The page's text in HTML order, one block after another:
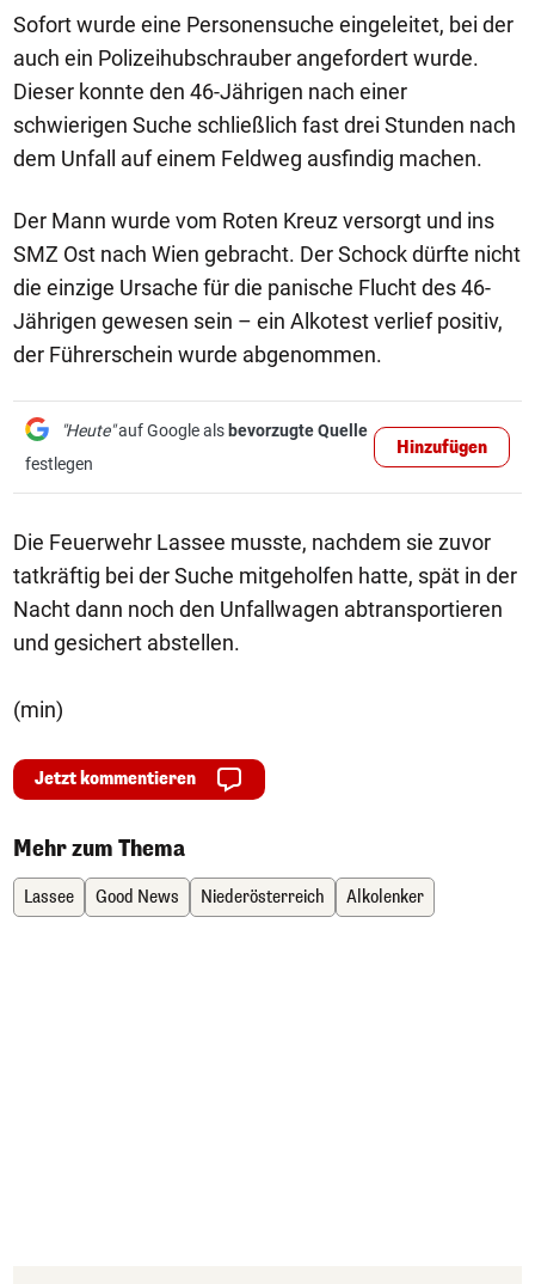
Sofort wurde eine Personensuche eingeleitet, bei der
auch ein Polizeihubschrauber angefordert wurde.
Dieser konnte den 46-Jährigen nach einer
schwierigen Suche schließlich fast drei Stunden nach
dem Unfall auf einem Feldweg ausfindig machen.
Der Mann wurde vom Roten Kreuz versorgt und ins
SMZ Ost nach Wien gebracht. Der Schock dürfte nicht
die einzige Ursache für die panische Flucht des 46-
Jährigen gewesen sein – ein Alkotest verlief positiv,
der Führerschein wurde abgenommen.
"Heute"auf Google als bevorzugte Quelle
festlegen
Hinzufügen
Die Feuerwehr Lassee musste, nachdem sie zuvor
tatkräftig bei der Suche mitgeholfen hatte, spät in der
Nacht dann noch den Unfallwagen abtransportieren
und gesichert abstellen.
(min)
Jetzt kommentieren
Mehr zum Thema
Lassee Good News Niederösterreich Alkolenker